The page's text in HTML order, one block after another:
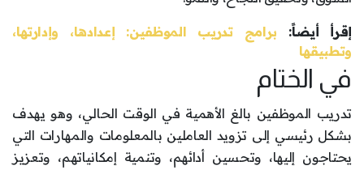
إقرأ أيضاً: برامج تدريب الموظفين: إعدادها، وإدارتها،
وتطبيقها
في الختام
تدريب الموظفين بالغ الأهمية في الوقت الحالي، وهو يهدف
بشكل رئيسي إلى تزويد العاملين بالمعلومات والمهارات التي
يحتاجون إليها، وتحسين أدائهم، وتنمية إمكانياتهم، وتعزيز